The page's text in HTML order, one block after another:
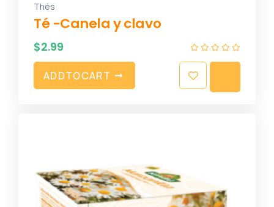
Thés
Té -Canela y clavo
$2.99
ADDTOCART